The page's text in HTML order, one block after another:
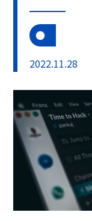
2022.11.28